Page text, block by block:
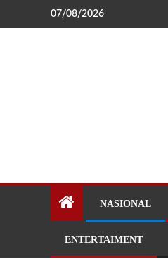
07/08/2026
NASIONAL
ENTERTAIMENT